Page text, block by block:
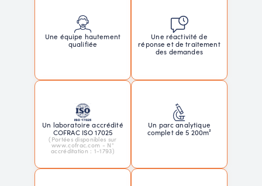
Une équipe hautement
qualifiée
Une réactivité de
réponse et de traitement
des demandes
Un laboratoire accrédité
COFRAC ISO 17025
(Portées disponibles sur
www.cofrac.com - N°
accréditation : 1-1793)
Un parc analytique
complet de 5 200m²